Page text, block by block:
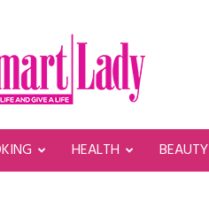
HEALTH BEAUTY